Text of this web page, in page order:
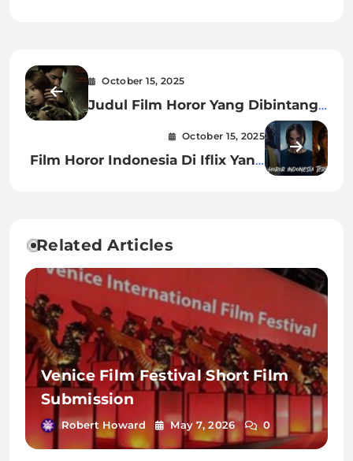
October 15, 2025
Judul Film Horor Yang Dibintangi
October 15, 2025
Film Horor Indonesia Di Iflix Yang
Related Articles
Venice Film Festival Short Film
Submission
Robert Howard May 7, 2026 0